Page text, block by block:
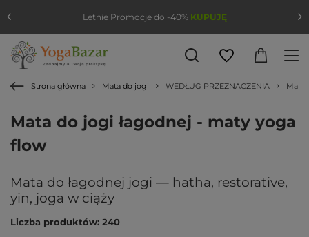
Strona główna Mata do jogi WEDŁUG PRZEZNACZENIA Mata
Mata do jogi łagodnej - maty yoga
flow
Mata do łagodnej jogi — hatha, restorative,
yin, joga w ciąży
Liczba produktów: 240
Letnie Promocje do -40% KUPUJĘ